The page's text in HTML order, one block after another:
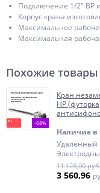
Подключение 1/2" ВР
Корпус крана
Максимальное
Максимальная
Похожие товары
-68%
Кран
НР
Наличие в
Удаленный
11 128,00
3 560,96